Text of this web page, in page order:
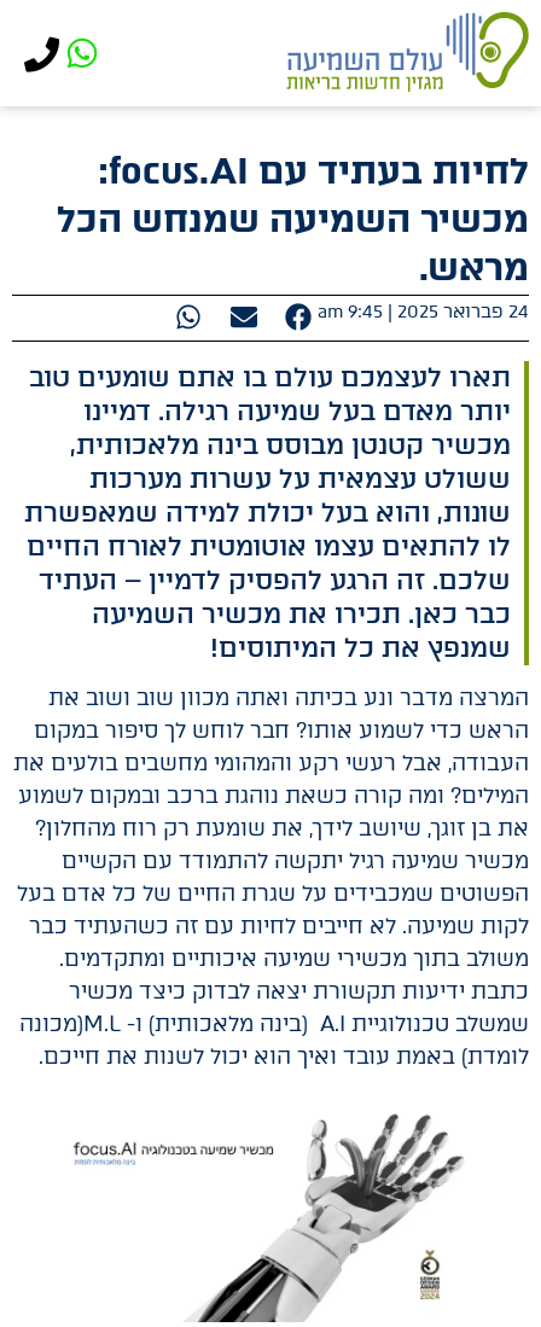
לתוכן
לחיות בעתיד עם focus.AI:
מכשיר השמיעה שמנחש הכל
מראש.
24 פברואר 2025 | 9:45 am
תארו לעצמכם עולם בו אתם שומעים טוב
יותר מאדם בעל שמיעה רגילה. דמיינו
מכשיר קטנטן מבוסס בינה מלאכותית,
ששולט עצמאית על עשרות מערכות
שונות, והוא בעל יכולת למידה שמאפשרת
לו להתאים עצמו אוטומטית לאורח החיים
שלכם. זה הרגע להפסיק לדמיין – העתיד
כבר כאן. תכירו את מכשיר השמיעה
שמנפץ את כל המיתוסים!
המרצה מדבר ונע בכיתה ואתה מכוון שוב ושוב את
הראש כדי לשמוע אותו? חבר לוחש לך סיפור במקום
העבודה, אבל רעשי רקע והמהומי מחשבים בולעים את
המילים? ומה קורה כשאת נוהגת ברכב ובמקום לשמוע
את בן זוגך, שיושב לידך, את שומעת רק רוח מהחלון?
מכשיר שמיעה רגיל יתקשה להתמודד עם הקשיים
הפשוטים שמכבידים על שגרת החיים של כל אדם בעל
לקות שמיעה. לא חייבים לחיות עם זה כשהעתיד כבר
משולב בתוך מכשירי שמיעה איכותיים ומתקדמים.
כתבת ידיעות תקשורת יצאה לבדוק כיצד מכשיר
שמשלב טכנולוגיית A.I (בינה מלאכותית) ו- M.L(מכונה
לומדת) באמת עובד ואיך הוא יכול לשנות את חייכם.